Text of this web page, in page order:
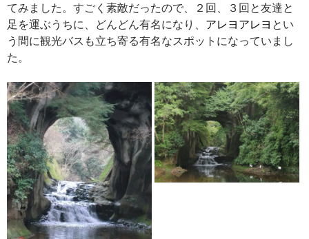
てみました。すごく素敵だったので、２回、３回と友達と
足を運ぶうちに、どんどん有名になり、 アレヨアレヨ とい
う間に観光バスも立ち寄る有名なスポットになっていまし
た。